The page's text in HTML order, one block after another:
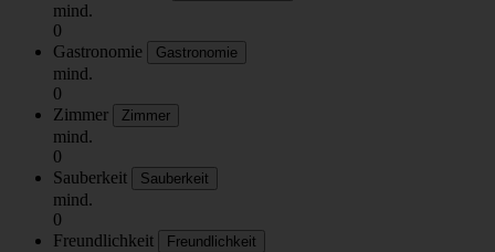
mind.
0
Gastronomie
Gastronomie
mind.
0
Zimmer
Zimmer
mind.
0
Sauberkeit
Sauberkeit
mind.
0
Freundlichkeit
Freundlichkeit